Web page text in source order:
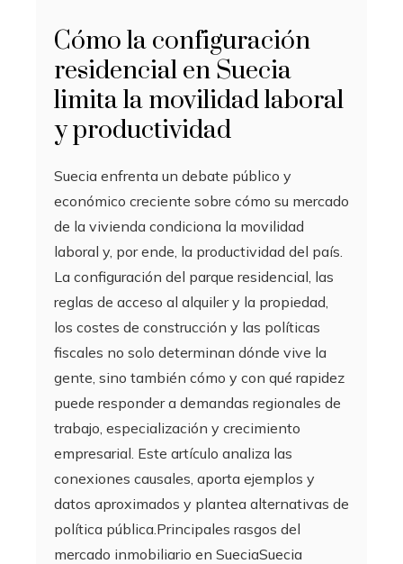
Cómo la configuración
residencial en Suecia
limita la movilidad laboral
y productividad
Suecia enfrenta un debate público y
económico creciente sobre cómo su mercado
de la vivienda condiciona la movilidad
laboral y, por ende, la productividad del país.
La configuración del parque residencial, las
reglas de acceso al alquiler y la propiedad,
los costes de construcción y las políticas
fiscales no solo determinan dónde vive la
gente, sino también cómo y con qué rapidez
puede responder a demandas regionales de
trabajo, especialización y crecimiento
empresarial. Este artículo analiza las
conexiones causales, aporta ejemplos y
datos aproximados y plantea alternativas de
política pública.Principales rasgos del
mercado inmobiliario en SueciaSuecia